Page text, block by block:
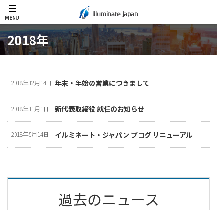
MENU
2018年
2018年12月14日 年末・年始の営業につきまして
2018年11月1日 新代表取締役 就任のお知らせ
2018年5月14日 イルミネート・ジャパン ブログ リニューアル
過去のニュース